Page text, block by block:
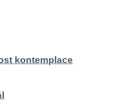
kontemplace